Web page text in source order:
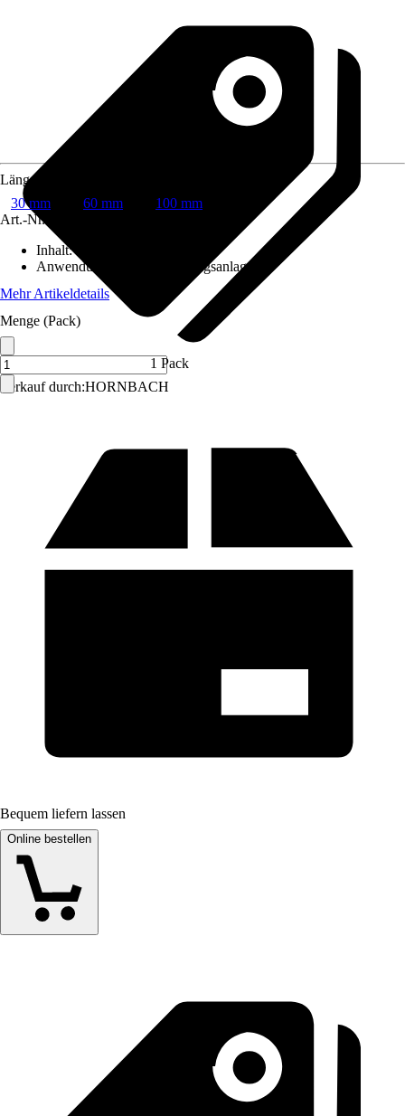
Verkauf durch:HORNBACH
Länge
30 mm
60 mm
100 mm
Art.-Nr.
Inhalt:
Anwendungsbereich
Heizungsanlage
Mehr Artikeldetails
Menge (Pack)
1 Pack
Bequem liefern lassen
Online bestellen